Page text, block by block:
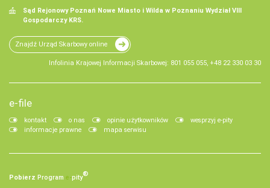
Sąd Rejonowy Poznań Nowe Miasto i Wilda w Poznaniu Wydział VIII
Gospodarczy KRS.
Znajdź Urząd Skarbowy online
Infolinia Krajowej Informacji Skarbowej: 801 055 055, +48 22 330 03 30
e-file
kontakt o nas opinie użytkowników
wesprzyj e-pity
informacje prawne
mapa serwisu
Pobierz Program e‑pity®